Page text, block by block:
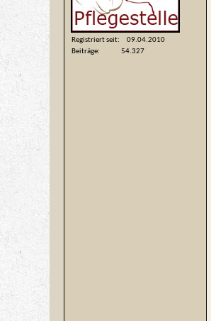
Registriert seit
09.04.2010
Beiträge
54.327